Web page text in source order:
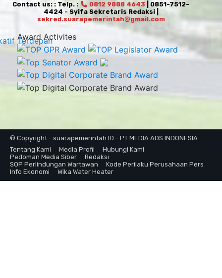
Contact us: : Telp. : 0812 9888 4643 | 0851-7512-
4424 - Syifa Sekretaris Redaksi |
sekred.suarapemerintah@gmail.com
Award Activites
© Copyright - suarapemerintah.ID - PT MEDIA ADS INDONESIA
Tentang Kami
Media Profil
Hubungi Kami
Pedoman Media Siber
Redaksi
SOP Perlindungan Wartawan
Kode Perilaku Perusahaan Pers
Info Ekonomi
Wika Water Heater